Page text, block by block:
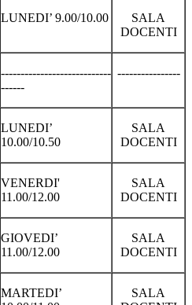
LUNEDI’ 9.00/10.00
SALA
DOCENTI
----------------------------
------
----------------
LUNEDI’
10.00/10.50
SALA
DOCENTI
VENERDI'
11.00/12.00
SALA
DOCENTI
GIOVEDI’
11.00/12.00
SALA
DOCENTI
MARTEDI’
SALA